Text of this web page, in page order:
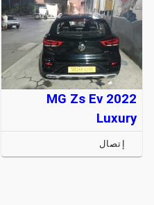
MG Zs Ev 2022
Luxury
إتصال